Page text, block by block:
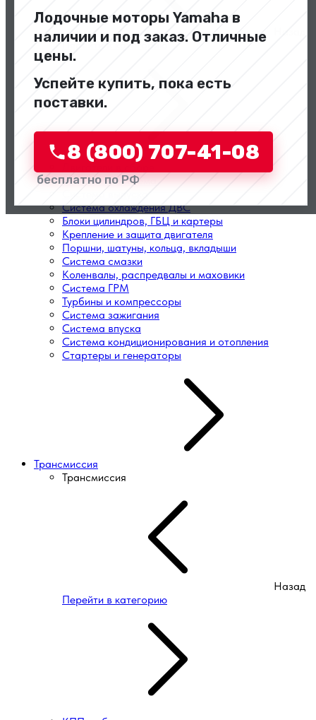
Лодочные моторы Yamaha в
наличии и под заказ. Отличные
цены.
Успейте купить, пока есть
поставки.
8 (800) 707-41-08
бесплатно по РФ
Перейти в категорию
Топливная система
Система охлаждения ДВС
Блоки цилиндров, ГБЦ и картеры
Крепление и защита двигателя
Поршни, шатуны, кольца, вкладыши
Система смазки
Коленвалы, распредвалы и маховики
Система ГРМ
Турбины и компрессоры
Система зажигания
Система впуска
Система кондиционирования и отопления
Стартеры и генераторы
Трансмиссия
Трансмиссия
Назад
Перейти в категорию